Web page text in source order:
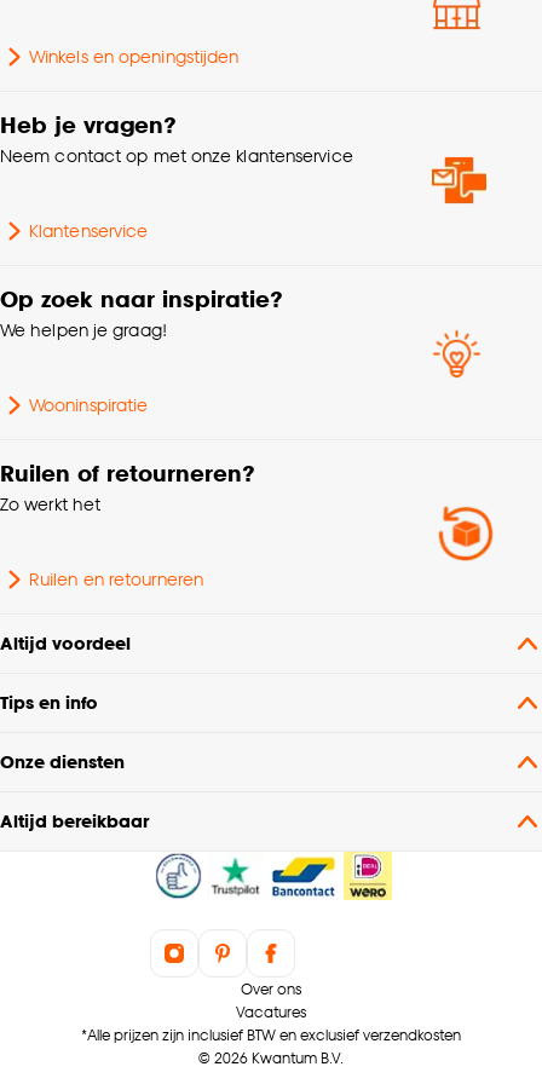
Goed om te weten is dat je deze keuze altijd nog
Kleurtint Zand
Vorm
Aantal stuks
Winkels en openingstijden
Heb je vragen?
Neem contact op met onze klantenservice
Klantenservice
Op zoek naar inspiratie?
We helpen je graag!
Wooninspiratie
Ruilen of retourneren?
Zo werkt het
Ruilen en retourneren
Altijd voordeel
Tips en info
Onze diensten
Altijd bereikbaar
Over ons
Vacatures
*Alle prijzen zijn inclusief BTW en exclusief verzendkosten
© 2026 Kwantum B.V.